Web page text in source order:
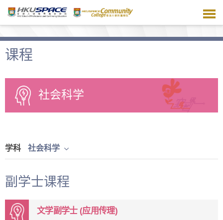
主
容课程
社会科学
学科 社会科学
副学士课程
文学副学士 (应用传理)